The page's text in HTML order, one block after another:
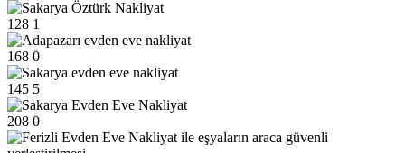
128 1
168 0
145 5
208 0